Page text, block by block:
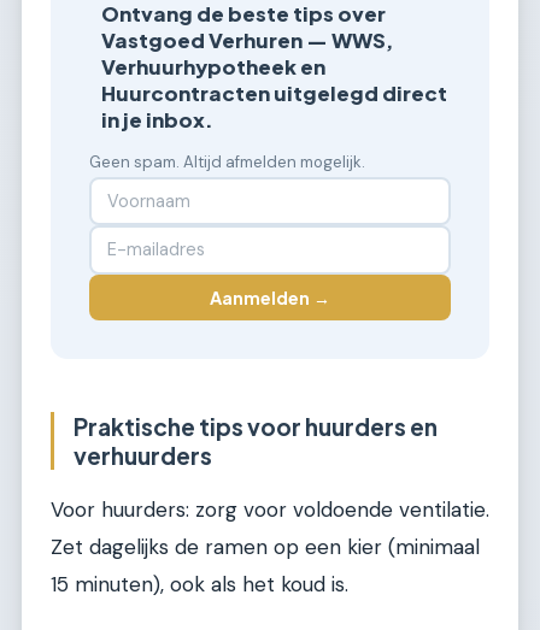
Ontvang de beste tips over
Vastgoed Verhuren — WWS,
Verhuurhypotheek en
Huurcontracten uitgelegd direct
in je inbox.
Geen spam. Altijd afmelden mogelijk.
Aanmelden →
Praktische tips voor huurders en
verhuurders
Voor huurders: zorg voor voldoende ventilatie.
Zet dagelijks de ramen op een kier (minimaal
15 minuten), ook als het koud is.